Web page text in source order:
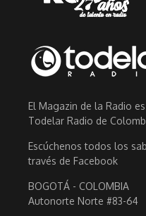
El Magazin de la Radio
Todelar Radio de
Escúchenos todos los
través de Facebook
BOGOTÁ - COLOMBIA
Autonorte Norte #83-64